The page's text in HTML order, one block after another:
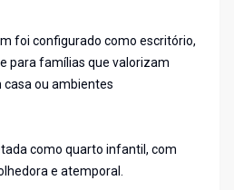
foi configurado como escritório,
para famílias que valorizam
ou ambientes
como quarto infantil, com
e atemporal.